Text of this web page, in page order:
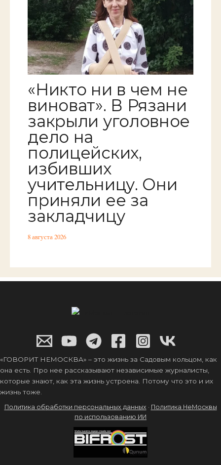
«Никто ни в чем не
виноват». В Рязани
закрыли уголовное
дело на
полицейских,
избивших
учительницу. Они
приняли ее за
закладчицу
8 августа 2026
«ГОВОРИТ НЕМОСКВА» – это жизнь за Садовым кольцом, как
она есть. Про нее рассказывают независимые журналисты,
которые знают, как эта жизнь устроена. Потому что это и их
жизнь тоже.
Политика обработки персональных данных · Политика НеМосквы
по использованию ИИ